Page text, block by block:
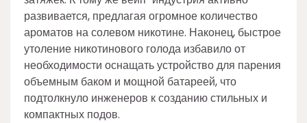
развивается, предлагая огромное количество
ароматов на солевом никотине. Наконец, быстрое
утоление никотинового голода избавило от
необходимости оснащать устройство для парения
объемным баком и мощной батареей, что
подтолкнуло инженеров к созданию стильных и
компактных подов.